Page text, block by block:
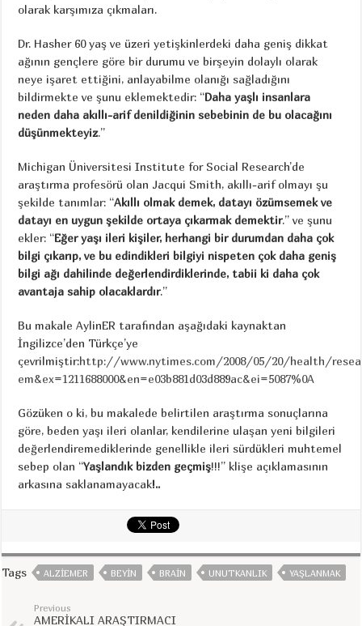
olarak karşımıza çıkmaları.
Dr. Hasher 60 yaş ve üzeri yetişkinlerdeki daha geniş dikkat
ağının gençlere göre bir durumu ve birşeyin dolaylı olarak
neye işaret ettiğini, anlayabilme olanığı sağladığını
bildirmekte ve şunu eklemektedir: “Daha yaşlı insanlara
neden daha akıllı-arif denildiğinin sebebinin de bu olacağını
düşünmekteyiz.”
Michigan Üniversitesi Institute for Social Research’de
araştırma profesörü olan Jacqui Smith, akıllı-arif olmayı şu
şekilde tanımlar: “Akıllı olmak demek, datayı özümsemek ve
datayı en uygun şekilde ortaya çıkarmak demektir.” ve şunu
ekler: “Eğer yaşı ileri kişiler, herhangi bir durumdan daha çok
bilgi çıkarıp, ve bu edindikleri bilgiyi nispeten çok daha geniş
bilgi ağı dahilinde değerlendirdiklerinde, tabii ki daha çok
avantaja sahip olacaklardır.”
Bu makale AylinER tarafından aşağıdaki kaynaktan
İngilizce’den Türkçe’ye
çevrilmiştir:http://www.nytimes.com/2008/05/20/health/
em&ex=1211688000&en=e03b881d03d889ac&ei=5087%0A
Gözüken o ki, bu makalede belirtilen araştırma sonuçlarına
göre, beden yaşı ileri olanlar, kendilerine ulaşan yeni bilgileri
değerlendiremediklerinde genellikle ileri sürdükleri muhtemel
sebep olan “Yaşlandık bizden geçmiş!!!” klişe açıklamasının
arkasına saklanamayacak!..
Tags ALZIEMER BEYIN BRAIN UNUTKANLIK YAŞLANMAK
Previous
AMERİKALI ARAŞTIRMACI